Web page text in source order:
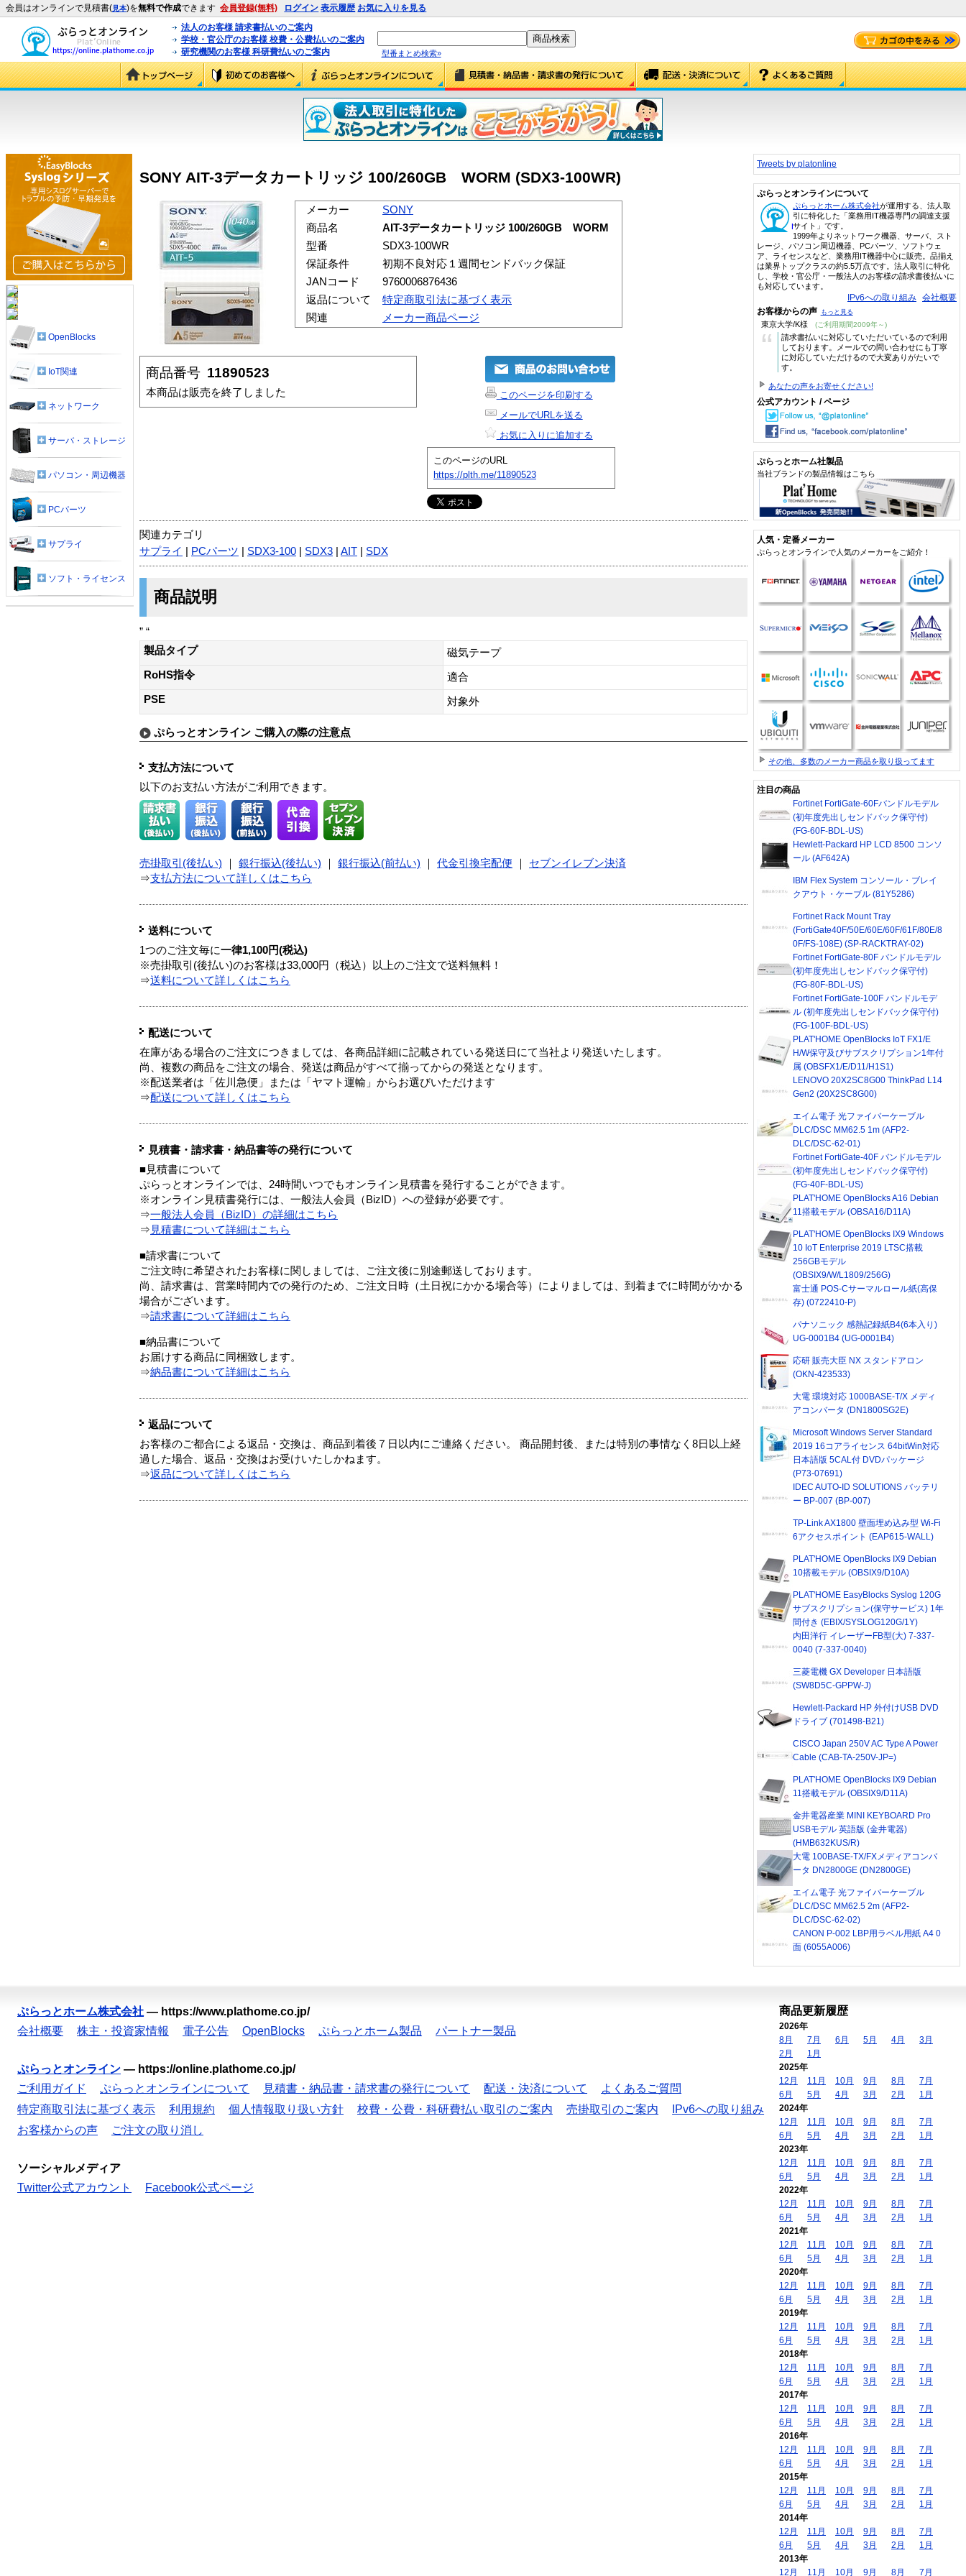
会員はオンラインで見積書(見本)を無料で作成できます 会員登録(無料) ログイン 表示履歴 お気に入りを見る
法人のお客様 請求書払いのご案内
学校・官公庁のお客様 校費・公費払いのご案内
研究機関のお客様 科研費払いのご案内
型番まとめ検索»
SONY AIT-3データカートリッジ 100/260GB WORM (SDX3-100WR)
メーカー
SONY
商品名
AIT-3データカートリッジ 100/260GB WORM
型番
SDX3-100WR
保証条件
初期不良対応１週間センドバック保証
JANコード
9760006876436
返品について
特定商取引法に基づく表示
関連
メーカー商品ページ
商品番号 11890523
本商品は販売を終了しました
このページを印刷する
メールでURLを送る
お気に入りに追加する
このページのURL
https://plth.me/11890523
関連カテゴリ
サプライ
PCパーツ SDX3-100 SDX3 AIT SDX
商品説明
” “
製品タイプ
磁気テープ
RoHS指令
適合
PSE
対象外
ぷらっとオンライン ご購入の際の注意点
支払方法について
以下のお支払い方法がご利用できます。
売掛取引(後払い) 銀行振込(後払い) 銀行振込(前払い) 代金引換宅配便
セブンイレブン決済
⇒支払方法について詳しくはこちら
送料について
1つのご注文毎に一律1,100円(税込)
※売掛取引(後払い)のお客様は33,000円（税込）以上のご注文で送料無料！
⇒送料について詳しくはこちら
配送について
在庫がある場合のご注文につきましては、各商品詳細に記載されている発送日にて当社より発送いたします。
尚、複数の商品をご注文の場合、発送は商品がすべて揃ってからの発送となります。
※配送業者は「佐川急便」または「ヤマト運輸」からお選びいただけます
⇒配送について詳しくはこちら
見積書・請求書・納品書等の発行について
■見積書について
ぷらっとオンラインでは、24時間いつでもオンライン見積書を発行することができます。
※オンライン見積書発行には、一般法人会員（BizID）への登録が必要です。
⇒一般法人会員（BizID）の詳細はこちら
⇒ 見積書について詳細はこちら
■請求書について
ご注文時に希望されたお客様に関しましては、ご注文後に別途郵送しております。
尚、請求書は、営業時間内での発行のため、ご注文日時（土日祝にかかる場合等）によりましては、到着までに時間がかかる
場合がございます。
⇒請求書について詳細はこちら
■納品書について
お届けする商品に同梱致します。
⇒納品書について詳細はこちら
返品について
お客様のご都合による返品・交換は、商品到着後７日以内にご連絡ください。 商品開封後、または特別の事情なく8日以上経
過した場合、返品・交換はお受けいたしかねます。
⇒返品について詳しくはこちら
OpenBlocks
IoT関連
ネットワーク
サーバ・ストレージ
パソコン・周辺機器
PCパーツ
サプライ
ソフト・ライセンス
Tweets by platonline
ぷらっとオンラインについて
ぷらっとホーム株式会社が運用する、法人取
引に特化した「業務用IT機器専門の調達支援
サイト」です。
1999年よりネットワーク機器、サーバ、スト
レージ、パソコン周辺機器、PCパーツ、ソフトウェ
ア、ライセンスなど、業務用IT機器中心に販売。品揃え
は業界トップクラスの約5.5万点です。法人取引に特化
し、学校・官公庁・一般法人のお客様の請求書後払いに
も対応しています。
IPv6への取り組み 会社概要
お客様からの声 もっと見る
東京大学/K様 (ご利用期間2009年～)
“
請求書払いに対応していただいているので利用
しております。メールでの問い合わせにも丁寧
に対応していただけるので大変ありがたいで
す。
あなたの声をお寄せください!
公式アカウント / ページ
ぷらっとホーム社製品
当社ブランドの製品情報はこちら
人気・定番メーカー
ぷらっとオンラインで人気のメーカーをご紹介！
その他、多数のメーカー商品を取り扱ってます
注目の商品
Fortinet FortiGate-60Fバンドルモデル
(初年度先出しセンドバック保守付)
(FG-60F-BDL-US)
Hewlett-Packard HP LCD 8500 コンソ
ール (AF642A)
IBM Flex System コンソール・ブレイ
クアウト・ケーブル (81Y5286)
Fortinet Rack Mount Tray
(FortiGate40F/50E/60E/60F/61F/80E/8
0F/FS-108E) (SP-RACKTRAY-02)
Fortinet FortiGate-80F バンドルモデル
(初年度先出しセンドバック保守付)
(FG-80F-BDL-US)
Fortinet FortiGate-100F バンドルモデ
ル (初年度先出しセンドバック保守付)
(FG-100F-BDL-US)
PLAT'HOME OpenBlocks IoT FX1/E
H/W保守及びサブスクリプション1年付
属 (OBSFX1/E/D11/H1S1)
LENOVO 20X2SC8G00 ThinkPad L14
Gen2 (20X2SC8G00)
エイム電子 光ファイバーケーブル
DLC/DSC MM62.5 1m (AFP2-
DLC/DSC-62-01)
Fortinet FortiGate-40F バンドルモデル
(初年度先出しセンドバック保守付)
(FG-40F-BDL-US)
PLAT'HOME OpenBlocks A16 Debian
11搭載モデル (OBSA16/D11A)
PLAT'HOME OpenBlocks IX9 Windows
10 IoT Enterprise 2019 LTSC搭載
256GBモデル
(OBSIX9/W/L1809/256G)
富士通 POS-Cサーマルロール紙(高保
存) (0722410-P)
パナソニック 感熱記録紙B4(6本入り)
UG-0001B4 (UG-0001B4)
応研 販売大臣 NX スタンドアロン
(OKN-423533)
大電 環境対応 1000BASE-T/X メディ
アコンバータ (DN1800SG2E)
Microsoft Windows Server Standard
2019 16コアライセンス 64bitWin対応
日本語版 5CAL付 DVDパッケージ
(P73-07691)
IDEC AUTO-ID SOLUTIONS バッテリ
ー BP-007 (BP-007)
TP-Link AX1800 壁面埋め込み型 Wi-Fi
6アクセスポイント (EAP615-WALL)
PLAT'HOME OpenBlocks IX9 Debian
10搭載モデル (OBSIX9/D10A)
PLAT'HOME EasyBlocks Syslog 120G
サブスクリプション(保守サービス) 1年
間付き (EBIX/SYSLOG120G/1Y)
内田洋行 イレーザーFB型(大) 7-337-
0040 (7-337-0040)
三菱電機 GX Developer 日本語版
(SW8D5C-GPPW-J)
Hewlett-Packard HP 外付けUSB DVD
ドライブ (701498-B21)
CISCO Japan 250V AC Type A Power
Cable (CAB-TA-250V-JP=)
PLAT'HOME OpenBlocks IX9 Debian
11搭載モデル (OBSIX9/D11A)
金井電器産業 MINI KEYBOARD Pro
USBモデル 英語版 (金井電器)
(HMB632KUS/R)
大電 100BASE-TX/FXメディアコンバ
ータ DN2800GE (DN2800GE)
エイム電子 光ファイバーケーブル
DLC/DSC MM62.5 2m (AFP2-
DLC/DSC-62-02)
CANON P-002 LBP用ラベル用紙 A4 0
面 (6055A006)
ぷらっとホーム株式会社 — https://www.plathome.co.jp/
会社概要
株主・投資家情報 電子公告 OpenBlocks ぷらっとホーム製品 パートナー製品
ぷらっとオンライン — https://online.plathome.co.jp/
ご利用ガイド
ぷらっとオンラインについて 見積書・納品書・請求書の発行について 配送・決済について
よくあるご質問
特定商取引法に基づく表示
利用規約 個人情報取り扱い方針 校費・公費・科研費払い取引のご案内 売掛取引のご案内
IPv6への取り組み
お客様からの声
ご注文の取り消し
ソーシャルメディア
Twitter公式アカウント
Facebook公式ページ
商品更新履歴
2026年
8月
7月 6月 5月 4月
3月
2月
1月
2025年
12月
11月 10月 9月 8月
7月
6月
5月 4月 3月 2月
1月
2024年
12月
11月 10月 9月 8月
7月
6月
5月 4月 3月 2月
1月
2023年
12月
11月 10月 9月 8月
7月
6月
5月 4月 3月 2月
1月
2022年
12月
11月 10月 9月 8月
7月
6月
5月 4月 3月 2月
1月
2021年
12月
11月 10月 9月 8月
7月
6月
5月 4月 3月 2月
1月
2020年
12月
11月 10月 9月 8月
7月
6月
5月 4月 3月 2月
1月
2019年
12月
11月 10月 9月 8月
7月
6月
5月 4月 3月 2月
1月
2018年
12月
11月 10月 9月 8月
7月
6月
5月 4月 3月 2月
1月
2017年
12月
11月 10月 9月 8月
7月
6月
5月 4月 3月 2月
1月
2016年
12月
11月 10月 9月 8月
7月
6月
5月 4月 3月 2月
1月
2015年
12月
11月 10月 9月 8月
7月
6月
5月 4月 3月 2月
1月
2014年
12月
11月 10月 9月 8月
7月
6月
5月 4月 3月 2月
1月
2013年
12月
11月 10月 9月 8月 7月